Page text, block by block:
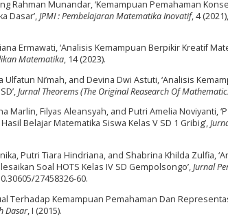
Rahman Munandar, ‘Kemampuan Pemahaman
Dasar’,JPMI : Pembelajaran Matematika Inovatif, 4 (2021),
Ermawati, ‘Analisis Kemampuan Berpikir Kreatif
Matematika, 14 (2023).
Ni’mah, and Devina Dwi Astuti, ‘Analisis
Jurnal Theorems (The Original Reasearch Of
Marlin, Filyas Aleansyah, and Putri Amelia Noviyanti,
Belajar Matematika Siswa Kelas V SD 1 Gribig’,
Putri Tiara Hindriana, and Shabrina Khilda Zulfia,
Soal HOTS Kelas IV SD Gempolsongo’,Jurnal
27458326-60.
Terhadap Kemampuan Pemahaman Dan
Dasar, I (2015).